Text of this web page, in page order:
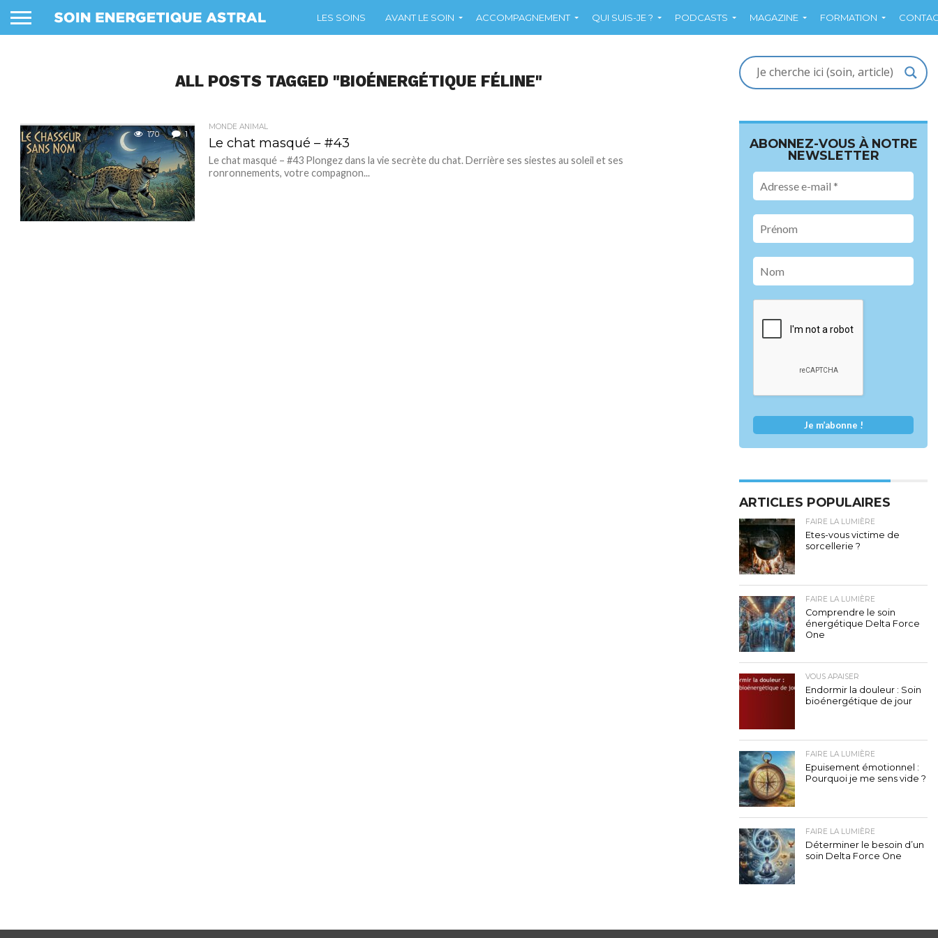
LES SOINS AVANT LE SOIN ACCOMPAGNEMENT QUI SUIS-JE ? PODCASTS MAGAZINE FORMATION
ALL POSTS TAGGED "BIOÉNERGÉTIQUE FÉLINE"
170 1
MONDE ANIMAL
Le chat masqué – #43
Le chat masqué – #43 Plongez dans la vie secrète du chat. Derrière ses siestes au soleil et ses
ronronnements, votre compagnon...
ABONNEZ-VOUS À NOTRE
NEWSLETTER
ARTICLES POPULAIRES
FAIRE LA LUMIÈRE
Etes-vous victime de
sorcellerie ?
FAIRE LA LUMIÈRE
Comprendre le soin
énergétique Delta Force
One
VOUS APAISER
Endormir la douleur : Soin
bioénergétique de jour
FAIRE LA LUMIÈRE
Epuisement émotionnel :
Pourquoi je me sens vide ?
FAIRE LA LUMIÈRE
Déterminer le besoin d’un
soin Delta Force One